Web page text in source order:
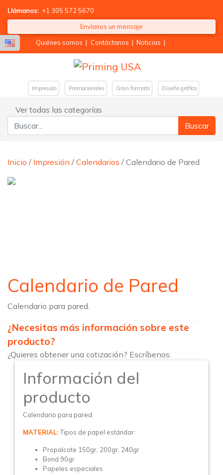
Llámanos: +1 305 572 5670
Envíanos un mensaje
Quiénes somos | Contáctanos | Noticias |
Impresión Promocionales Gran formato Diseño gráfico
Ver todas las categorías
Buscar:
Inicio / Impresión / Calendarios / Calendario de Pared
Calendario de Pared
Calendario para pared.
¿Necesitas más información sobre este
producto?
¿Quieres obtener una cotización? Escríbenos:
Información del
producto
Calendario para pared.
MATERIAL: Tipos de papel estándar:
Propalcote 150gr, 200gr, 240gr
Bond 90gr
Papeles especiales